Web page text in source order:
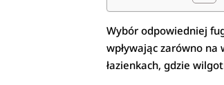
Wybór odpowiedniej
wpływając zarówno
łazienkach, gdzie